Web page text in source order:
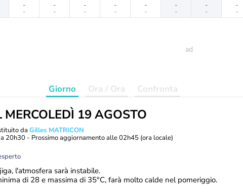
-
-
-
-
-
-
-
-
-
-
-
-
-
-
-
-
Giorno Ora / Ora Confronta
MERCOLEDÌ 19 AGOSTO
da Gilles MATRICON
20h30 - Prossimo aggiornamento alle02h45 (ora locale)
l'atmosfera sarà instabile.
di 28 e massima di 35°C, farà molto calde nel pomeriggio.